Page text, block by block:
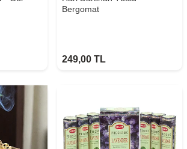
Bergomat
249,00 TL